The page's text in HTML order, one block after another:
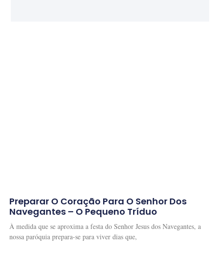
Preparar O Coração Para O Senhor Dos
Navegantes – O Pequeno Tríduo
À medida que se aproxima a festa do Senhor Jesus dos Navegantes, a
nossa paróquia prepara-se para viver dias que,